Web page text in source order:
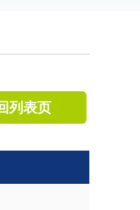
列表页